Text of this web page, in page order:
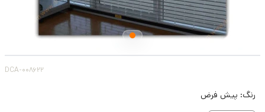
DCA-008622
رنگ: پیش فرض